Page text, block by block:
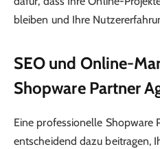
bleiben und Ihre
SEO und Online-
Shopware Partner
Eine professionelle Shopware
entscheidend dazu beitragen,